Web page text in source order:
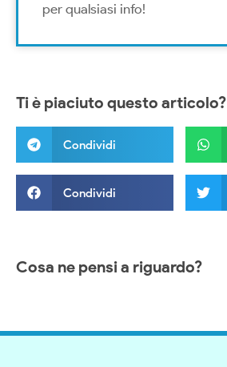
per qualsiasi info!
Ti è piaciuto questo articolo?
Condividi
Condividi
Cosa ne pensi a riguardo?